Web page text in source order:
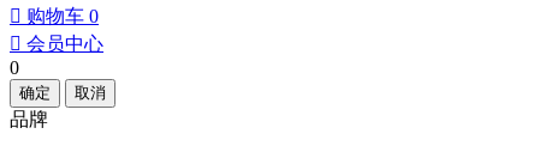
󰀄 购物车 0
󰀅 会员中心
0
确定 取消
品牌